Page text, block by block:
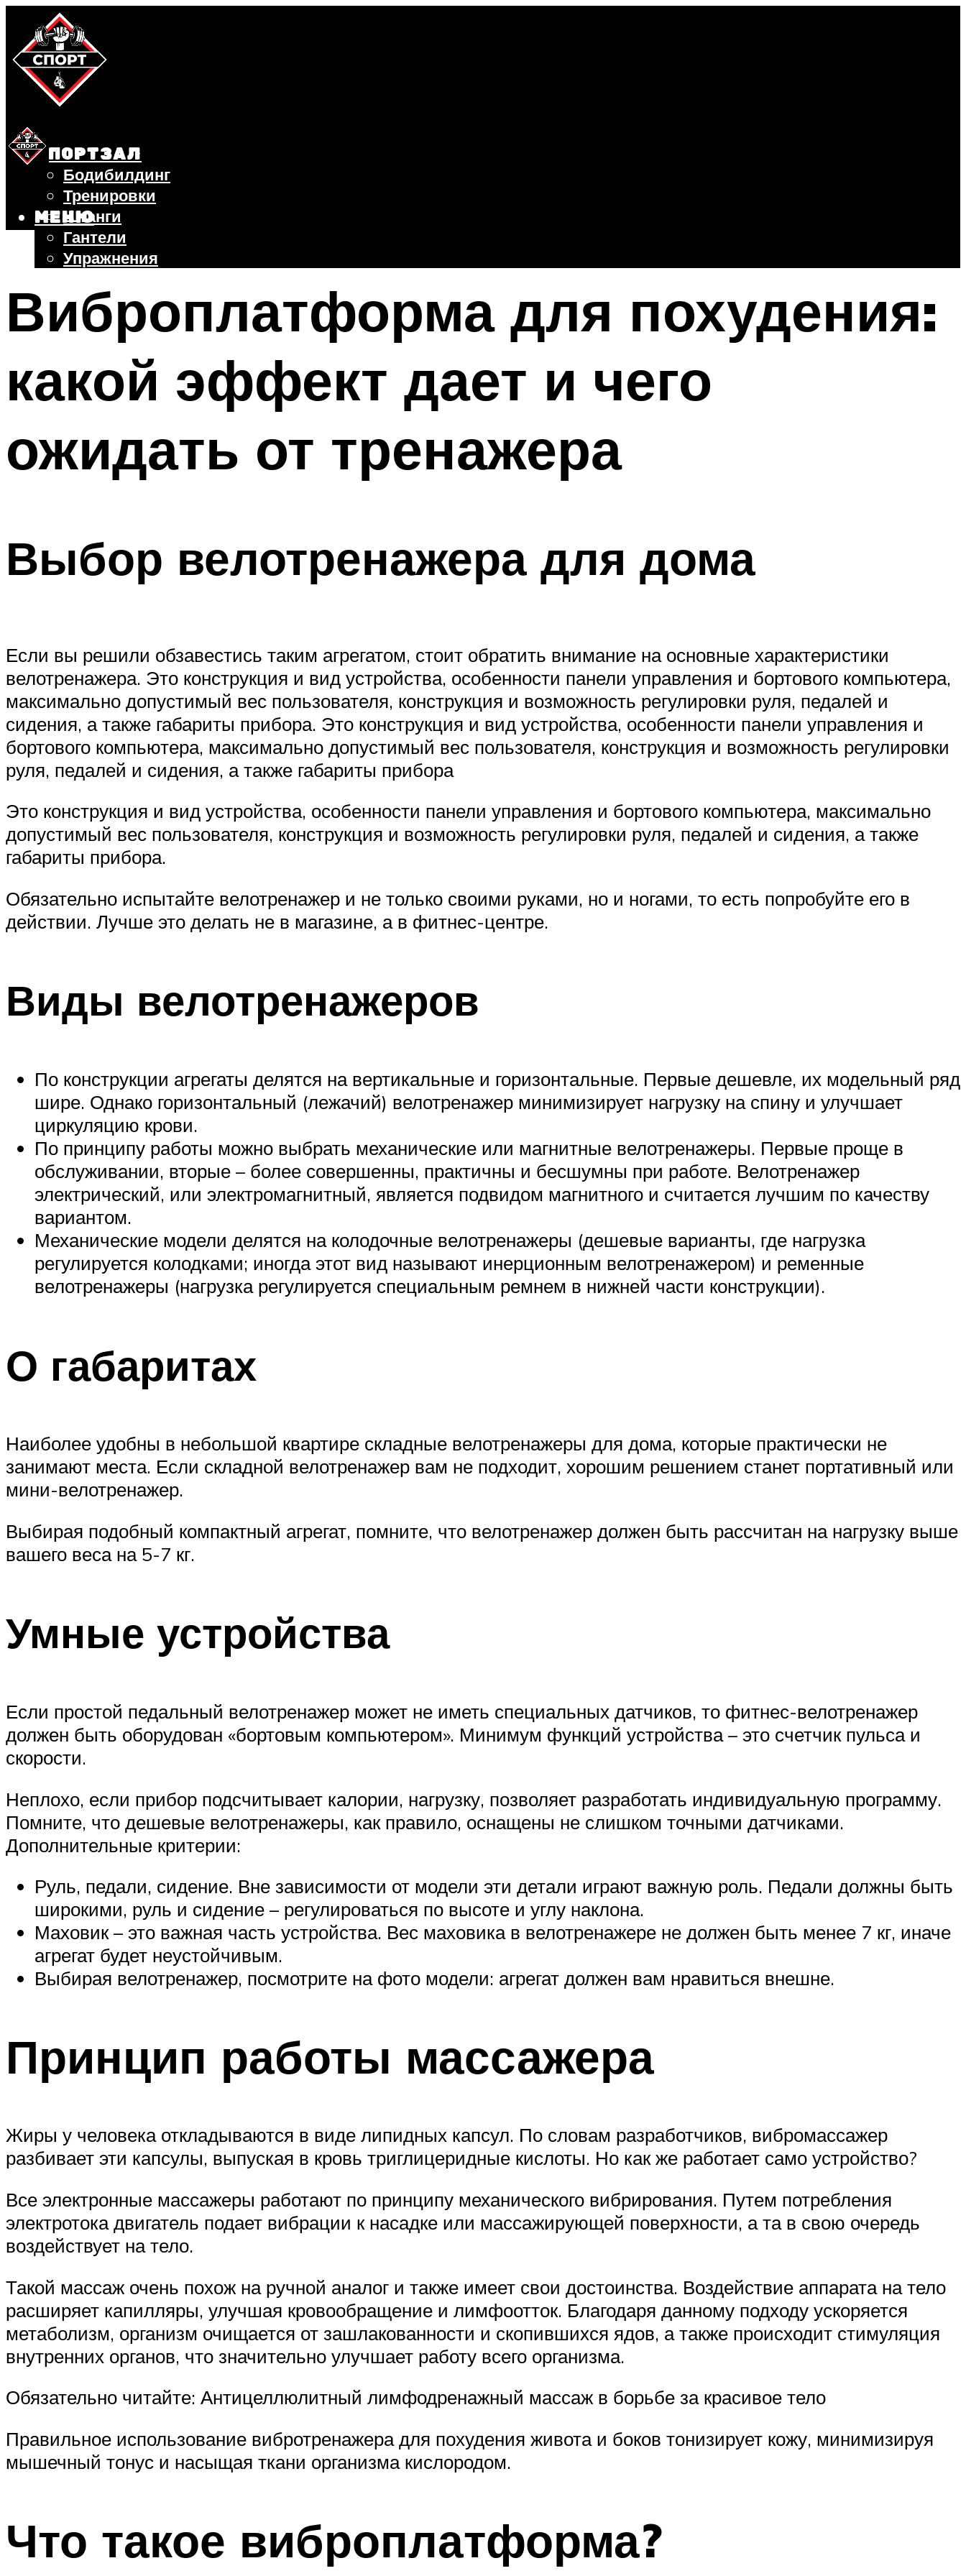
СПОРТЗАЛ
Бодибилдинг
Тренировки
Штанги
Гантели
Упражнения
БЕГ
ВЕЛОСИПЕД
ПОХУДЕНИЕ
МЕНЮ
МЕНЮ
Виброплатформа для похудения:
какой эффект дает и чего
ожидать от тренажера
Выбор велотренажера для дома
Если вы решили обзавестись таким агрегатом, стоит обратить внимание на основные характеристики
велотренажера. Это конструкция и вид устройства, особенности панели управления и бортового компьютера,
максимально допустимый вес пользователя, конструкция и возможность регулировки руля, педалей и
сидения, а также габариты прибора. Это конструкция и вид устройства, особенности панели управления и
бортового компьютера, максимально допустимый вес пользователя, конструкция и возможность регулировки
руля, педалей и сидения, а также габариты прибора
Это конструкция и вид устройства, особенности панели управления и бортового компьютера, максимально
допустимый вес пользователя, конструкция и возможность регулировки руля, педалей и сидения, а также
габариты прибора.
Обязательно испытайте велотренажер и не только своими руками, но и ногами, то есть попробуйте его в
действии. Лучше это делать не в магазине, а в фитнес-центре.
Виды велотренажеров
По конструкции агрегаты делятся на вертикальные и горизонтальные. Первые дешевле, их модельный ряд
шире. Однако горизонтальный (лежачий) велотренажер минимизирует нагрузку на спину и улучшает
циркуляцию крови.
По принципу работы можно выбрать механические или магнитные велотренажеры. Первые проще в
обслуживании, вторые – более совершенны, практичны и бесшумны при работе. Велотренажер
электрический, или электромагнитный, является подвидом магнитного и считается лучшим по качеству
вариантом.
Механические модели делятся на колодочные велотренажеры (дешевые варианты, где нагрузка
регулируется колодками; иногда этот вид называют инерционным велотренажером) и ременные
велотренажеры (нагрузка регулируется специальным ремнем в нижней части конструкции).
О габаритах
Наиболее удобны в небольшой квартире складные велотренажеры для дома, которые практически не
занимают места. Если складной велотренажер вам не подходит, хорошим решением станет портативный или
мини-велотренажер.
Выбирая подобный компактный агрегат, помните, что велотренажер должен быть рассчитан на нагрузку выше
вашего веса на 5-7 кг.
Умные устройства
Если простой педальный велотренажер может не иметь специальных датчиков, то фитнес-велотренажер
должен быть оборудован «бортовым компьютером». Минимум функций устройства – это счетчик пульса и
скорости.
Неплохо, если прибор подсчитывает калории, нагрузку, позволяет разработать индивидуальную программу.
Помните, что дешевые велотренажеры, как правило, оснащены не слишком точными датчиками.
Дополнительные критерии:
Руль, педали, сидение. Вне зависимости от модели эти детали играют важную роль. Педали должны быть
широкими, руль и сидение – регулироваться по высоте и углу наклона.
Маховик – это важная часть устройства. Вес маховика в велотренажере не должен быть менее 7 кг, иначе
агрегат будет неустойчивым.
Выбирая велотренажер, посмотрите на фото модели: агрегат должен вам нравиться внешне.
Принцип работы массажера
Жиры у человека откладываются в виде липидных капсул. По словам разработчиков, вибромассажер
разбивает эти капсулы, выпуская в кровь триглицеридные кислоты. Но как же работает само устройство?
Все электронные массажеры работают по принципу механического вибрирования. Путем потребления
электротока двигатель подает вибрации к насадке или массажирующей поверхности, а та в свою очередь
воздействует на тело.
Такой массаж очень похож на ручной аналог и также имеет свои достоинства. Воздействие аппарата на тело
расширяет капилляры, улучшая кровообращение и лимфоотток. Благодаря данному подходу ускоряется
метаболизм, организм очищается от зашлакованности и скопившихся ядов, а также происходит стимуляция
внутренних органов, что значительно улучшает работу всего организма.
Обязательно читайте: Антицеллюлитный лимфодренажный массаж в борьбе за красивое тело
Правильное использование вибротренажера для похудения живота и боков тонизирует кожу, минимизируя
мышечный тонус и насыщая ткани организма кислородом.
Что такое виброплатформа?